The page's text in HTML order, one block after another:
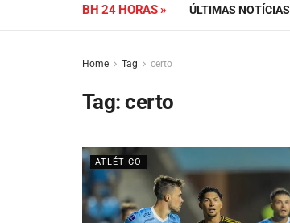
BH 24 HORAS » ÚLTIMAS NOTÍCIAS
Home Tag certo
Tag:certo
ATLÉTICO